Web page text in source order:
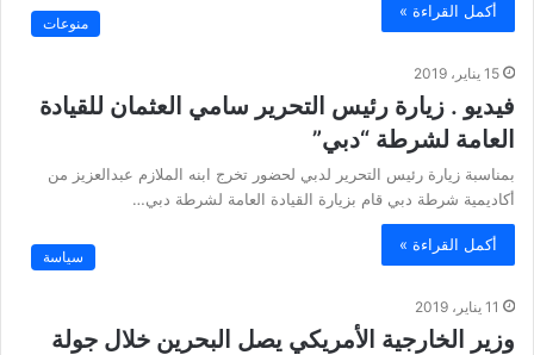
أكمل القراءة »
منوعات
15 يناير، 2019
فيديو . زيارة رئيس التحرير سامي العثمان للقيادة
العامة لشرطة “دبي”
بمناسبة زيارة رئيس التحرير لدبي لحضور تخرج ابنه الملازم عبدالعزيز من
أكاديمية شرطة دبي قام بزيارة القيادة العامة لشرطة دبي…
أكمل القراءة »
سياسة
11 يناير، 2019
وزير الخارجية الأمريكي يصل البحرين خلال جولة